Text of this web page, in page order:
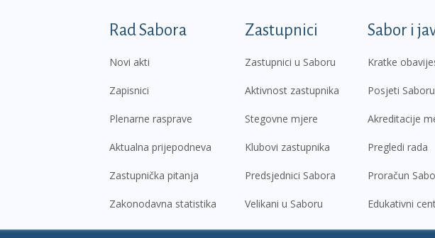
Podnožje prvi izbornik
Rad Sabora
Novi akti
Zapisnici
Plenarne rasprave
Aktualna prijepodneva
Zastupnička pitanja
Zakonodavna statistika
Zastupnici
Zastupnici u Saboru
Aktivnost zastupnika
Stegovne mjere
Klubovi zastupnika
Predsjednici Sabora
Velikani u Saboru
Sabor i
Kratke
Posjeti Saboru
Akreditacije
Pregledi rada
Proračun
Edukativni